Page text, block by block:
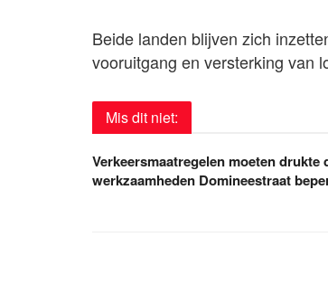
Beide landen blijven zich
vooruitgang en versterking van
Mis dit niet:
Verkeersmaatregelen moeten drukte
werkzaamheden Domineestraat